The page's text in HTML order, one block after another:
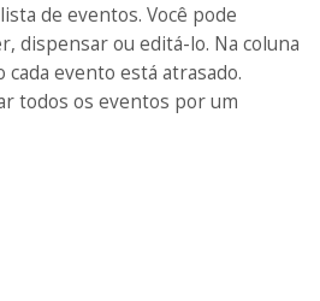
de eventos. Você pode
dispensar ou editá-lo. Na coluna
evento está atrasado.
todos os eventos por um